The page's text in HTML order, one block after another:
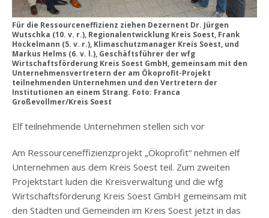
Für die Ressourceneffizienz ziehen Dezernent Dr. Jürgen
Wutschka (10. v. r.), Regionalentwicklung Kreis Soest, Frank
Hockelmann (5. v. r.), Klimaschutzmanager Kreis Soest, und
Markus Helms (6. v. l.), Geschäftsführer der wfg
Wirtschaftsförderung Kreis Soest GmbH, gemeinsam mit den
Unternehmensvertretern der am Ökoprofit-Projekt
teilnehmenden Unternehmen und den Vertretern der
Institutionen an einem Strang. Foto: Franca
Großevollmer/Kreis Soest
Elf teilnehmende Unternehmen stellen sich vor
Am Ressourceneffizienzprojekt „Ökoprofit“ nehmen elf
Unternehmen aus dem Kreis Soest teil. Zum zweiten
Projektstart luden die Kreisverwaltung und die wfg
Wirtschaftsförderung Kreis Soest GmbH gemeinsam mit
den Städten und Gemeinden im Kreis Soest jetzt in das